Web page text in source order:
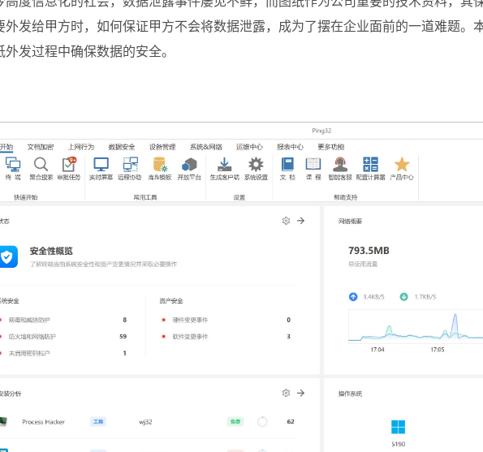
外发给甲方时，如何保证甲方不会将数据泄露，成为了摆在企业面前的一道难题。
外发过程中确保数据的安全。